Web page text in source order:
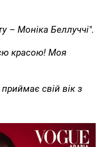
– Моніка Беллуччі".
красою! Моя
свій вік з